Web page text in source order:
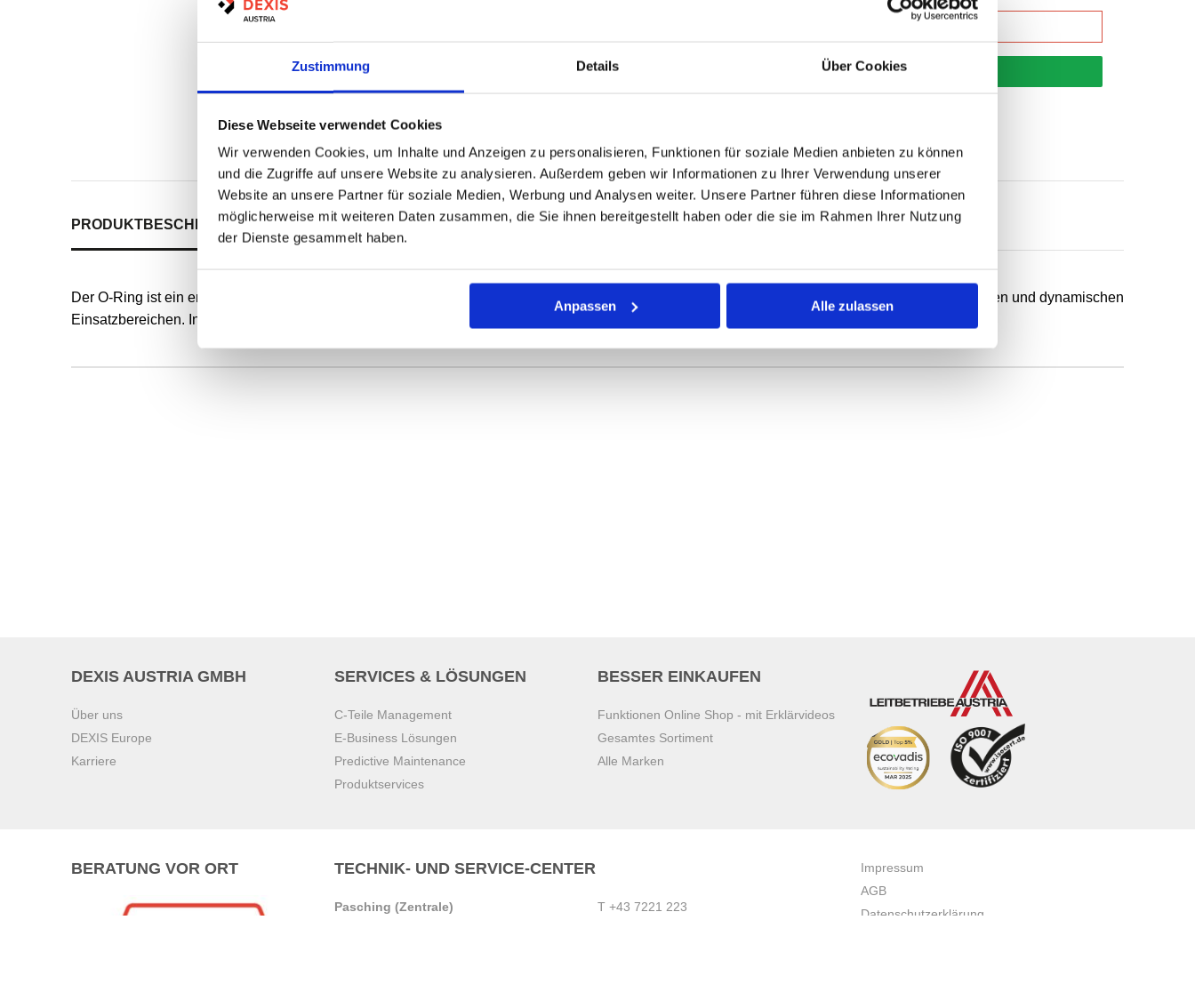
Zustimmung Details Über Cookies
Diese Webseite verwendet Cookies
Wir verwenden Cookies, um Inhalte und Anzeigen zu personalisieren, Funktionen für soziale Medien anbieten zu können
und die Zugriffe auf unsere Website zu analysieren. Außerdem geben wir Informationen zu Ihrer Verwendung unserer
Website an unsere Partner für soziale Medien, Werbung und Analysen weiter. Unsere Partner führen diese Informationen
möglicherweise mit weiteren Daten zusammen, die Sie ihnen bereitgestellt haben oder die sie im Rahmen Ihrer Nutzung
der Dienste gesammelt haben.
Anpassen Alle zulassen
Nicht auf Lager
Print
PRODUKTBESCHREIBUNGALLE SPEZIFIKATIONENVARIANTEN
Der O-Ring ist ein endlos formvulkanisierter, runder Dichtring mit kreisförmigem Querschnitt für die unterschiedlichsten Anwendungsfälle in statischen und dynamischen
Einsatzbereichen. Innendurchmesser und Schnurstärke definieren die Abmessungen.
DEXIS AUSTRIA GMBH
Über uns
DEXIS Europe
Karriere
SERVICES & LÖSUNGEN
C-Teile Management
E-Business Lösungen
Predictive Maintenance
Produktservices
BESSER EINKAUFEN
Funktionen Online Shop - mit Erklärvideos
Gesamtes Sortiment
Alle Marken
BERATUNG VOR ORT TECHNIK- UND SERVICE-CENTER
Pasching (Zentrale)
T +43 7221 223
Impressum
AGB
Datenschutzerklärung